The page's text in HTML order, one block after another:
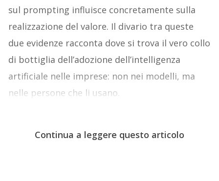
sul prompting influisce concretamente sulla
realizzazione del valore. Il divario tra queste
due evidenze racconta dove si trova il vero collo
di bottiglia dell’adozione dell’intelligenza
artificiale nelle imprese: non nei modelli, ma
nelle persone che li usano.
Continua a leggere questo articolo